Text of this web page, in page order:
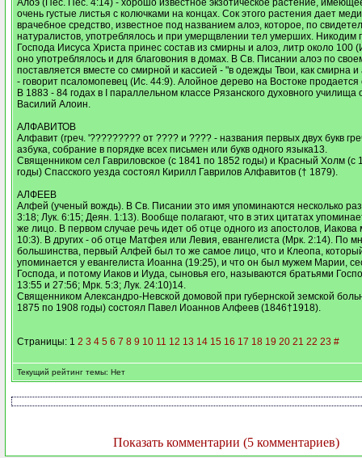
Алоэ (Пес. Пес. 4:14) - хорошо известное экзотическое растение,
очень густые листья с колючками на концах. Сок этого растения дает
врачебное средство, известное под названием алоэ, которое, по
натуралистов, употреблялось и при умерщвлении тел умерших. Никодим
Господа Иисуса Христа принес состав из смирны и алоэ, литр около 100
оно употреблялось и для благовония в домах. В Св. Писании алоэ по
поставляется вместе со смирной и кассией - "в одежды Твои, как смирна и
- говорит псаломопевец (Ис. 44:9). Алойное дерево на Востоке продается
В 1883 - 84 годах в I параллельном классе Рязанского духовного училища
Василий Алоин.
АЛФАВИТОВ
Алфавит (греч. '????????? от ???? и ???? - названия первых двух букв
азбука, собрание в порядке всех письмен или букв одного языка13.
Священником сел Гавриловское (с 1841 по 1852 годы) и Красный Холм (с
годы) Спасского уезда состоял Кирилл Гаврилов Алфавитов († 1879).
АЛФЕЕВ
Алфей (ученый вождь). В Св. Писании это имя упоминаются несколько
3:18; Лук. 6:15; Деян. 1:13). Вообще полагают, что в этих цитатах
же лицо. В первом случае речь идет об отце одного из апостолов,
10:3). В других - об отце Матфея или Левия, евангелиста (Мрк. 2:14). По
большинства, первый Алфей был то же самое лицо, что и Клеопа,
упоминается у евангелиста Иоанна (19:25), и что он был мужем Марии,
Господа, и потому Иаков и Иуда, сыновья его, называются братьями
13:55 и 27:56; Мрк. 5:3; Лук. 24:10)14.
Священником Александро-Невской домовой при губернской земской
1875 по 1908 годы) состоял Павел Иоаннов Алфеев (1846†1918).
Страницы: 1 2 3 4 5 6 7 8 9 10 11 12 13 14 15 16 17 18 19 20 21 22 23 #
Текущий рейтинг темы: Нет
Показать комментарии (5 комментариев)